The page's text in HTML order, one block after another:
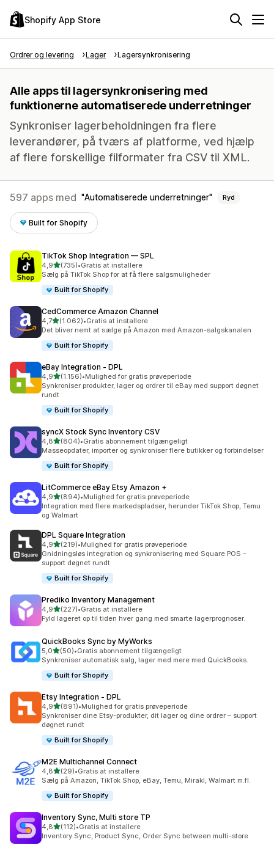
Shopify App Store
Ordrer og levering Lager Lagersynkronisering
Alle apps til lagersynkronisering med
funktionerne automatiserede underretninger
Synkroniser lagerbeholdningen fra flere
leverandører, på tværs af platforme, ved hjælp
af flere forskellige filformater fra CSV til XML.
597 apps med Automatiserede underretninger Ryd
Built for Shopify
TikTok Shop Integration — SPL
4,9ud af 5 stjerner
(735)
735 anmeldelser i alt
•Gratis at installere
Sælg på TikTok Shop for at få flere salgsmuligheder
Built for Shopify
CedCommerce Amazon Channel
4,7ud af 5 stjerner
(1.062)
1062 anmeldelser i alt
•Gratis at installere
Det bliver nemt at sælge på Amazon med Amazon-salgskanalen
Built for Shopify
eBay Integration ‑ DPL
4,9ud af 5 stjerner
(1.156)
1156 anmeldelser i alt
•Mulighed for gratis prøveperiode
Synkroniser produkter, lager og ordrer til eBay med support døgnet
rundt
Built for Shopify
syncX Stock Sync Inventory CSV
4,8ud af 5 stjerner
(804)
804 anmeldelser i alt
•Gratis abonnement tilgængeligt
Masseopdater, importer og synkroniser flere butikker og forbindelser
Built for Shopify
LitCommerce eBay Etsy Amazon +
4,9ud af 5 stjerner
(894)
894 anmeldelser i alt
•Mulighed for gratis prøveperiode
Integration med flere markedspladser, herunder TikTok Shop, Temu
og Walmart
DPL Square Integration
4,9ud af 5 stjerner
(219)
219 anmeldelser i alt
•Mulighed for gratis prøveperiode
Gnidningsløs integration og synkronisering med Square POS –
support døgnet rundt
Built for Shopify
Prediko Inventory Management
4,9ud af 5 stjerner
(227)
227 anmeldelser i alt
•Gratis at installere
Fyld lageret op til tiden hver gang med smarte lagerprognoser.
QuickBooks Sync by MyWorks
5,0ud af 5 stjerner
(50)
50 anmeldelser i alt
•Gratis abonnement tilgængeligt
Synkroniser automatisk salg, lager med mere med QuickBooks.
Built for Shopify
Etsy Integration ‑ DPL
4,9ud af 5 stjerner
(891)
891 anmeldelser i alt
•Mulighed for gratis prøveperiode
Synkroniser dine Etsy-produkter, dit lager og dine ordrer – support
døgnet rundt
Built for Shopify
M2E Multichannel Connect
4,8ud af 5 stjerner
(29)
29 anmeldelser i alt
•Gratis at installere
Sælg på Amazon, TikTok Shop, eBay, Temu, Mirakl, Walmart m.fl.
Built for Shopify
Inventory Sync, Multi store TP
4,8ud af 5 stjerner
(112)
112 anmeldelser i alt
•Gratis at installere
Inventory Sync, Product Sync, Order Sync between multi-store